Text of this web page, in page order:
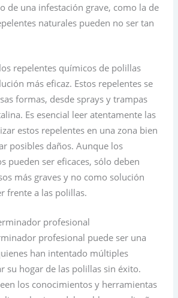
de una infestación grave, como la de
naturales pueden no ser tan
repelentes químicos de polillas
más eficaz. Estos repelentes se
formas, desde sprays y trampas
Es esencial leer atentamente las
estos repelentes en una zona bien
posibles daños. Aunque los
pueden ser eficaces, sólo deben
más graves y no como solución
frente a las polillas.
profesional
profesional puede ser una
han intentado múltiples
su hogar de las polillas sin éxito.
los conocimientos y herramientas